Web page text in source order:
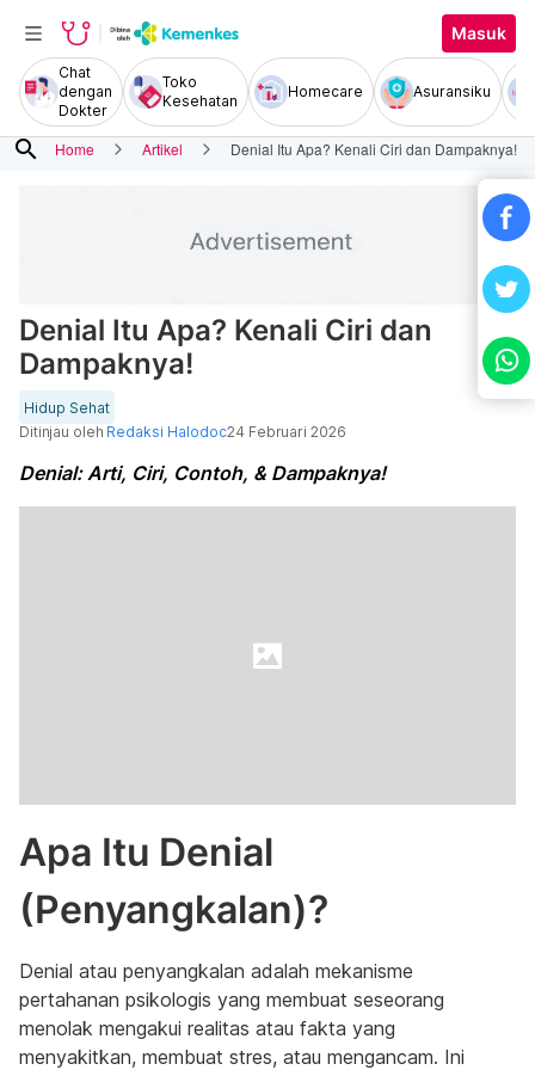
Masuk
Chat
dengan
Dokter
Toko
Kesehatan
Homecare Asuransiku
search Home Artikel Denial Itu Apa? Kenali Ciri dan Dampaknya!
Denial Itu Apa? Kenali Ciri dan
Dampaknya!
Hidup Sehat
Ditinjau oleh Redaksi Halodoc24 Februari 2026
Denial: Arti, Ciri, Contoh, & Dampaknya!
Apa Itu Denial
(Penyangkalan)?
Denial atau penyangkalan adalah mekanisme
pertahanan psikologis yang membuat seseorang
menolak mengakui realitas atau fakta yang
menyakitkan, membuat stres, atau mengancam. Ini